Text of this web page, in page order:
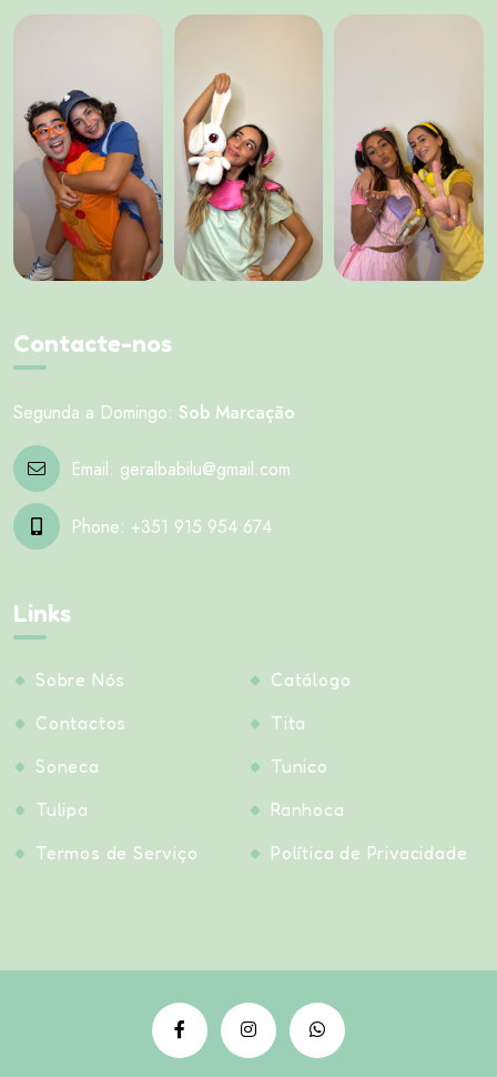
Contacte-nos
Segunda a Domingo: Sob Marcação
Email: geralbabilu@gmail.com
Phone: +351 915 954 674
Links
Sobre Nós
Catálogo
Contactos
Tita
Soneca
Tunico
Tulipa
Ranhoca
Termos de Serviço
Política de Privacidade